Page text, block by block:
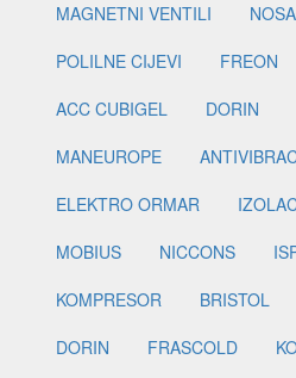
MAGNETNI VENTILI
POLILNE CIJEVI
FREON
ACC CUBIGEL
DORIN
MANEUROPE
ELEKTRO ORMAR
MOBIUS
NICCONS
KOMPRESOR
BRISTOL
DORIN
FRASCOLD